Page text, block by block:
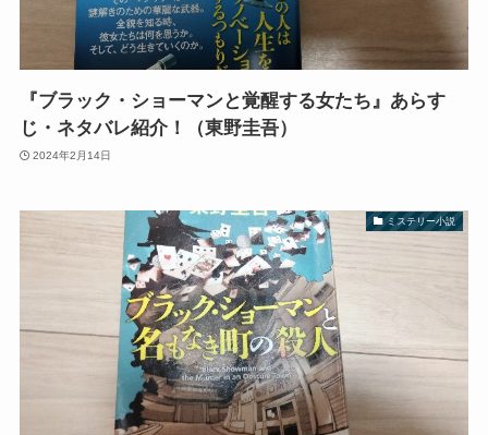
『ブラック・ショーマンと覚醒する女たち』あらす
じ・ネタバレ紹介！（東野圭吾）
2024年2月14日
ミステリー小説